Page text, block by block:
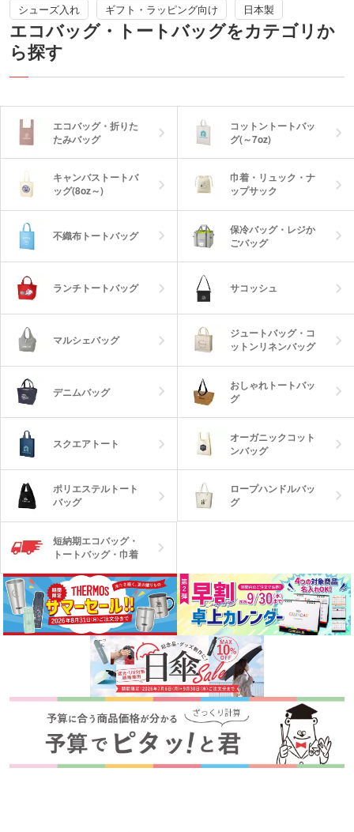
シューズ入れ
ギフト・ラッピング向け 日本製
エコバッグ・トートバッグをカテゴリか
ら探す
エコバッグ・折りた
たみバッグ
コットントートバッ
グ(～7oz)
キャンバストートバ
ッグ(8oz～)
巾着・リュック・ナ
ップサック
不織布トートバッグ
保冷バッグ・レジか
ごバッグ
ランチトートバッグ サコッシュ
マルシェバッグ
ジュートバッグ・コ
ットンリネンバッグ
デニムバッグ
おしゃれトートバッ
グ
スクエアトート
オーガニックコット
ンバッグ
ポリエステルトート
バッグ
ロープハンドルバッ
グ
短納期エコバッグ・
トートバッグ・巾着